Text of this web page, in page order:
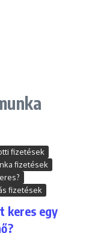
fizetések
fizetések
fizetések
keres egy